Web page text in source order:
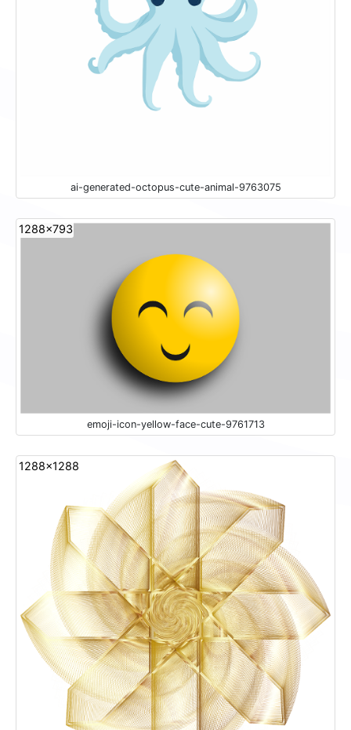
ai-generated-octopus-cute-animal-9763075
1288x793
emoji-icon-yellow-face-cute-9761713
1288x1288